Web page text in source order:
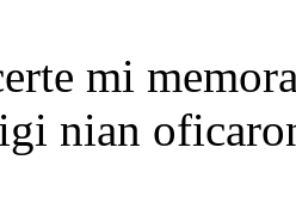
mi
nian